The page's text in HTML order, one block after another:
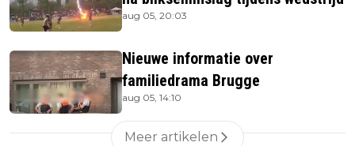
aug 05, 20:03
Nieuwe informatie over
familiedrama Brugge
aug 05, 14:10
Meer artikelen